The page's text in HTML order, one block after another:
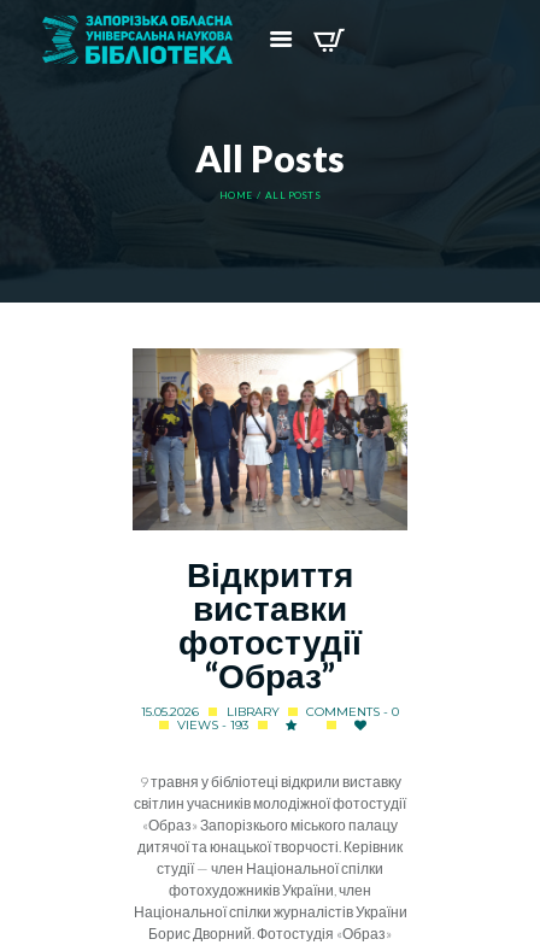
All Posts
HOME ALL POSTS
Відкриття
виставки
фотостудії
“Образ”
15.05.2026 LIBRARY
COMMENTS - 0
VIEWS - 193
9 травня у бібліотеці відкрили виставку
світлин учасників молодіжної фотостудії
«Образ» Запорізкього міського палацу
дитячої та юнацької творчості. Керівник
студії — член Національної спілки
фотохудожників України, член
Національної спілки журналістів України
Борис Дворний. Фотостудія «Образ»